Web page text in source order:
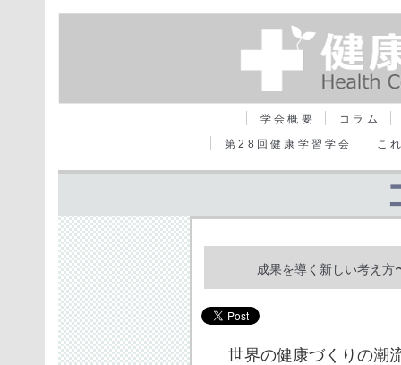
学会概要
コラム
第28回健康学習学会
こ
成果を導く新しい考え方
世界の健康づくりの潮